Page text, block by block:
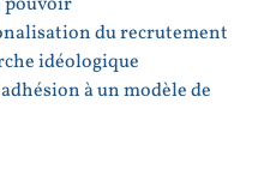
du recrutement
idéologique
à un modèle de